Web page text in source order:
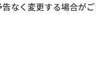
なく変更する場合がご